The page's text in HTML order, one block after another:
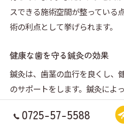
スできる施術空間が整っている
術の利点として挙げられます。
健康な歯を守る鍼灸の効果
鍼灸は、歯茎の血行を良くし、
のサポートをします。鍼灸によ
口腔内の血流を改善し、免疫機
ます。これにより、歯茎の炎症
0725-57-5588